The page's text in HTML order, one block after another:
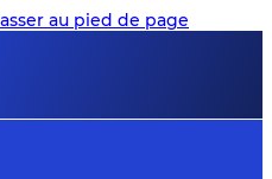
au pied de page